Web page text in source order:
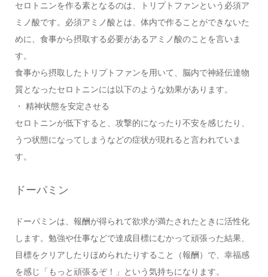
セロトニンを作る素となるのは、トリプトファンという必須ア
ミノ酸です。必須アミノ酸とは、体内で作ることができないた
めに、食事から摂取する必要があるアミノ酸のことを言いま
す。
食事から摂取したトリプトファンを用いて、脳内で神経伝達物
質となったセロトニンには以下のような効果があります。
・ 精神状態を安定させる
セロトニンが低下すると、攻撃的になったり不安を感じたり、
うつ状態になってしまうなどの症状が現れると言われていま
す。
ドーパミン
ドーパミンは、報酬が得られて欲求が満たされたときに活性化
します。勉強や仕事などで達成目標にむかって頑張った結果、
目標をクリアしたりほめられたりすること（報酬）で、幸福感
を感じ「もっと頑張るぞ！」という気持ちになります。